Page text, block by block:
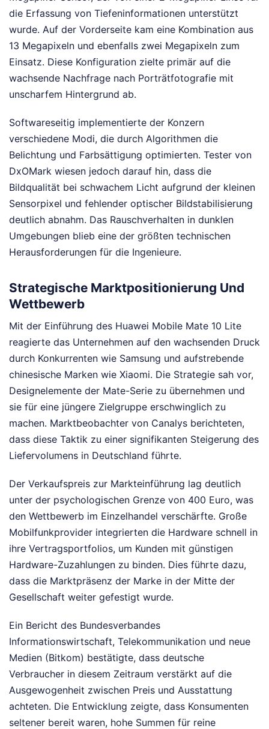
die Erfassung von Tiefeninformationen unterstützt
wurde. Auf der Vorderseite kam eine Kombination aus
13 Megapixeln und ebenfalls zwei Megapixeln zum
Einsatz. Diese Konfiguration zielte primär auf die
wachsende Nachfrage nach Porträtfotografie mit
unscharfem Hintergrund ab.
Softwareseitig implementierte der Konzern
verschiedene Modi, die durch Algorithmen die
Belichtung und Farbsättigung optimierten. Tester von
DxOMark wiesen jedoch darauf hin, dass die
Bildqualität bei schwachem Licht aufgrund der kleinen
Sensorpixel und fehlender optischer Bildstabilisierung
deutlich abnahm. Das Rauschverhalten in dunklen
Umgebungen blieb eine der größten technischen
Herausforderungen für die Ingenieure.
Strategische Marktpositionierung Und
Wettbewerb
Mit der Einführung des Huawei Mobile Mate 10 Lite
reagierte das Unternehmen auf den wachsenden Druck
durch Konkurrenten wie Samsung und aufstrebende
chinesische Marken wie Xiaomi. Die Strategie sah vor,
Designelemente der Mate-Serie zu übernehmen und
sie für eine jüngere Zielgruppe erschwinglich zu
machen. Marktbeobachter von Canalys berichteten,
dass diese Taktik zu einer signifikanten Steigerung des
Liefervolumens in Deutschland führte.
Der Verkaufspreis zur Markteinführung lag deutlich
unter der psychologischen Grenze von 400 Euro, was
den Wettbewerb im Einzelhandel verschärfte. Große
Mobilfunkprovider integrierten die Hardware schnell in
ihre Vertragsportfolios, um Kunden mit günstigen
Hardware-Zuzahlungen zu binden. Dies führte dazu,
dass die Marktpräsenz der Marke in der Mitte der
Gesellschaft weiter gefestigt wurde.
Ein Bericht des Bundesverbandes
Informationswirtschaft, Telekommunikation und neue
Medien (Bitkom) bestätigte, dass deutsche
Verbraucher in diesem Zeitraum verstärkt auf die
Ausgewogenheit zwischen Preis und Ausstattung
achteten. Die Entwicklung zeigte, dass Konsumenten
seltener bereit waren, hohe Summen für reine